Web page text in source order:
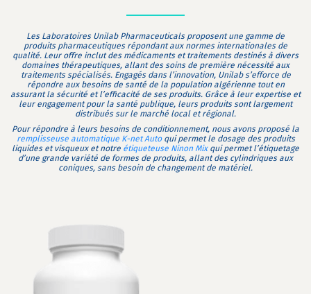
Les Laboratoires Unilab Pharmaceuticalsproposent une gamme de
produits pharmaceutiques répondant aux normes internationales de
qualité. Leur offre inclut des médicaments et traitements destinés à divers
domaines thérapeutiques, allant des soins de première nécessité aux
traitements spécialisés. Engagés dans l’innovation, Unilab s’efforce de
répondre aux besoins de santé de la population algérienne tout en
assurant la sécurité et l’efficacité de ses produits. Grâce à leur expertise et
leur engagement pour la santé publique, leurs produits sont largement
distribués sur le marché local et régional.
Pour répondre à leurs besoins de conditionnement, nous avons proposé la
remplisseuse automatique K-net Autoqui permet le dosage des produits
liquides et visqueux et notre étiqueteuse Ninon Mixqui permet l’étiquetage
d’une grande variété de formes de produits, allant des cylindriques aux
coniques, sans besoin de changement de matériel.